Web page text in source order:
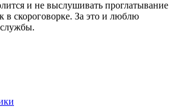
и не выслушивать проглатывание
в скороговорке. За это и люблю